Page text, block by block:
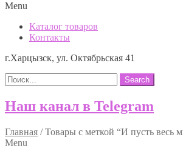
Menu
Каталог товаров
Контакты
г.Харцызск, ул. Октябрьская 41
Search
Наш канал в Telegram
Главная /Товары с меткой “И пусть весь
Menu